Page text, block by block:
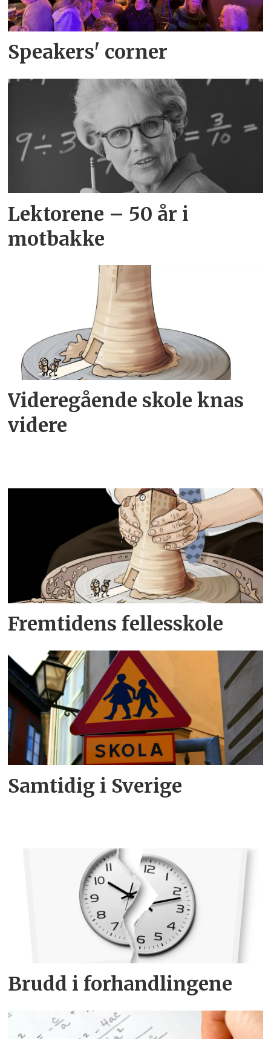
Speakers' corner
Lektorene – 50 år i
motbakke
Videregående skole knas
videre
Fremtidens fellesskole
Samtidig i Sverige
Brudd i forhandlingene